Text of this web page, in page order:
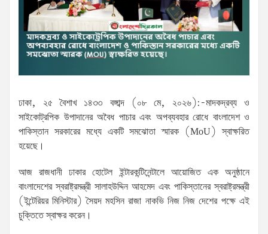
ঢাকা, ২৫ বৈশাখ ১৪৩৩ বঙ্গাব্দ (০৮ মে, ২০২৬):-মাদকদ্রব্য ও
সাইকোট্রপিক উপাদানের অবৈধ পাচার এবং অপব্যবহার রোধে বাংলাদেশ ও
পাকিস্তান সরকারের মধ্যে একটি সমঝোতা স্মারক (MoU) স্বাক্ষরিত
হয়েছে।
আজ রাজধানী ঢাকার হোটেল ইন্টারকন্টিনেন্টালে আয়োজিত এক অনুষ্ঠানে
বাংলাদেশের স্বরাষ্ট্রমন্ত্রী সালাহউদ্দিন আহমেদ এবং পাকিস্তানের স্বরাষ্ট্রমন্ত্রী
(ইন্টেরিয়র মিনিস্টার) সৈয়দ মহসিন রাজা নাকভি নিজ নিজ দেশের পক্ষে এই
চুক্তিতে স্বাক্ষর করেন।